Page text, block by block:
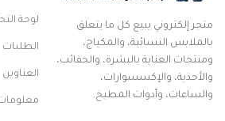
متجر إلكتروني يبيع كل ما يتعلق
بالملابس النسائية، والمكياج،
ومنتجات العناية بالبشرة، والحقائب،
والأحذية، والإكسسوارات،
والساعات، وأدوات المطبخ.
لوحة
الطلبات
العناوين